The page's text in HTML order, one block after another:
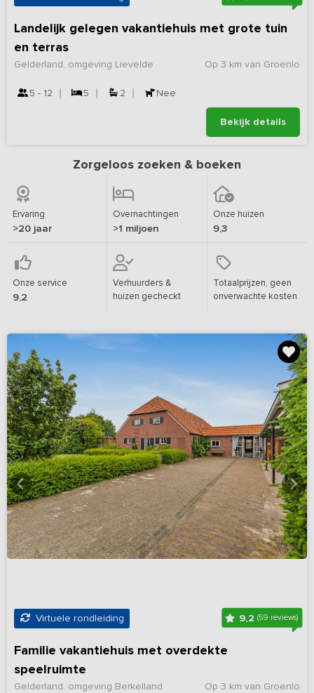
Landelijk gelegen vakantiehuis met grote tuin
en terras
Op 3 km van Groenlo
Gelderland, omgeving Lievelde
5 - 12 5 2 Nee
Bekijk details
Zorgeloos zoeken & boeken
Ervaring
>20 jaar
Overnachtingen
>1 miljoen
Onze huizen
9,3
Onze service
9,2
Verhuurders &
huizen gecheckt
Totaalprijzen, geen
onverwachte kosten
Virtuele rondleiding 9,2 (59 reviews)
Familie vakantiehuis met overdekte
speelruimte
Op 3 km van Groenlo
Gelderland, omgeving Berkelland